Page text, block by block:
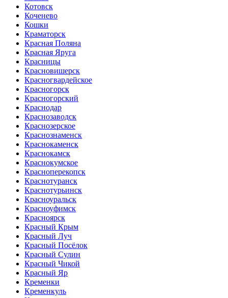
Котовск
Коченево
Кошки
Краматорск
Красная Поляна
Красная Яруга
Красницы
Красновишерск
Красногвардейское
Красногорск
Красногорский
Краснодар
Краснозаводск
Краснозерское
Краснознаменск
Краснокаменск
Краснокамск
Краснокумское
Красноперекопск
Краснотуранск
Краснотурьинск
Красноуральск
Красноуфимск
Красноярск
Красный Крым
Красный Луч
Красный Посёлок
Красный Сулин
Красный Чикой
Красный Яр
Кременки
Кременкуль